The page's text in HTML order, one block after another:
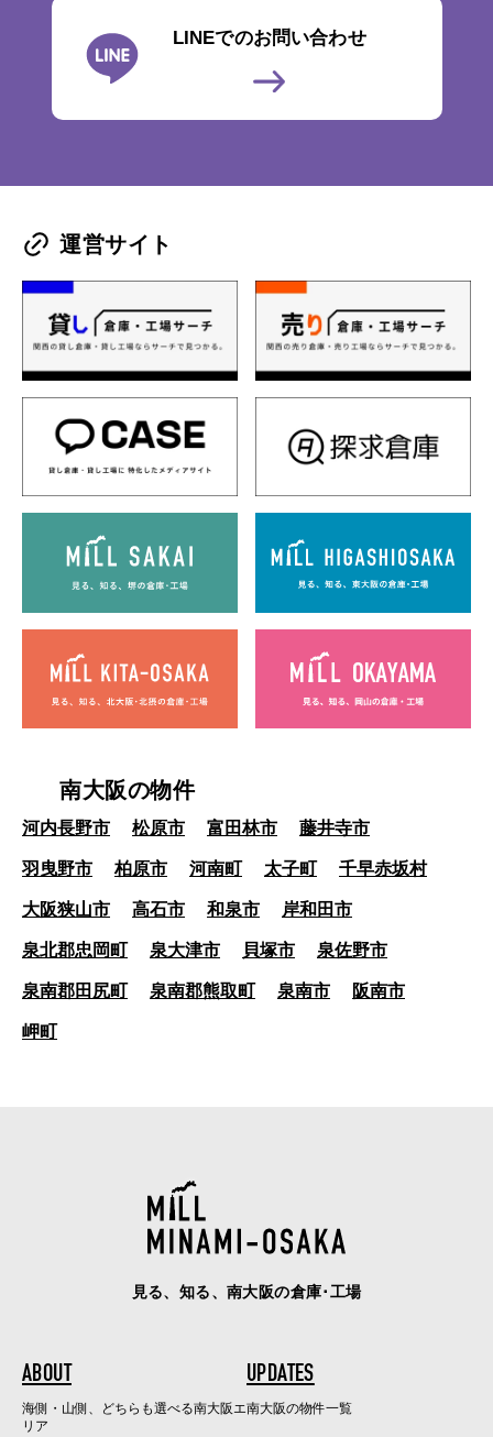
LINEでのお問い合わせ
運営サイト
南大阪の物件
河内長野市 松原市 富田林市 藤井寺市
羽曳野市 柏原市 河南町 太子町 千早赤坂村
大阪狭山市 高石市 和泉市 岸和田市
泉北郡忠岡町 泉大津市 貝塚市 泉佐野市
泉南郡田尻町 泉南郡熊取町 泉南市 阪南市
岬町
見る、知る、南大阪の倉庫･工場
ABOUT
海側・山側、どちらも選べる南大阪エ
リア
UPDATES
南大阪の物件一覧